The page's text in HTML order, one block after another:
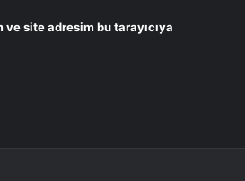
site adresim bu tarayıcıya